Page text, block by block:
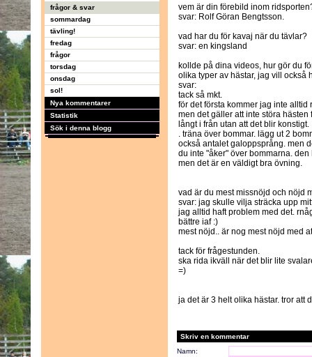
frågor & svar
sommardag
tävling!
fredag
frågor
torsdag
onsdag
sol!
Nya kommentarer
Statistik
Sök i denna blogg
vem är din förebild inom
svar: Rolf Göran Bengtsson.
vad har du för kavaj när du tävlar?
svar: en kingsland
kollde på dina videos, hur gör du
olika typer av hästar, jag vill också
svar:
tack så mkt.
för det första kommer jag inte alltid
men det gäller att inte störa
långt i från utan att det blir konstigt.
. träna över bommar. lägg ut 2
också antalet galoppsprång. men
du inte "åker" över bommarna.
men det är en väldigt bra övning.
vad är du mest missnöjd och nöjd
svar: jag skulle vilja sträcka upp
jag alltid haft problem med det.
bättre iaf :)
mest nöjd.. är nog mest nöjd med
tack för frågestunden.
ska rida ikväll när det blir lite
=)
ja det är 3 helt olika hästar. tror att
Skriv en kommentar
Namn: